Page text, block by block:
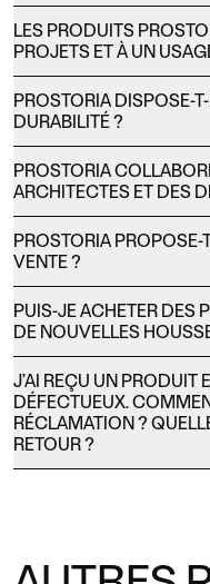
LES PRODUITS
PROJETS ET À UN
PROSTORIA DISPOSE-
DURABILITÉ ?
PROSTORIA
ARCHITECTES ET DES
PROSTORIA PROPOSE-
VENTE ?
PUIS-JE ACHETER DES
DE NOUVELLES
J’AI REÇU UN PRODUIT
DÉFECTUEUX.
RÉCLAMATION ?
RETOUR ?